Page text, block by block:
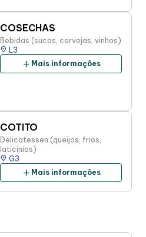
COSECHAS
Bebidas (sucos, cervejas, vinhos)
place L3
add Mais informações
COTITO
Delicatessen (queijos, frios,
laticínios)
place G3
add Mais informações